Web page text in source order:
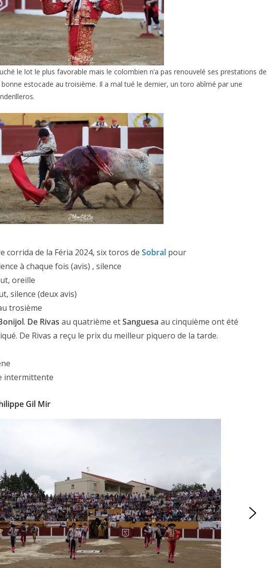
le lot le plus favorable mais le colombien n’a pas renouvelé ses prestations de
estocade au troisième. Il a mal tué le dernier, un toro abîmé par une
corrida de la Féria 2024, six toros de Sobral pour
à chaque fois (avis) , silence
oreille
silence (deux avis)
trosième
. De Rivas au quatrième etSanguesa au cinquième ont été
De Rivas a reçu le prix du meilleur piquero de la tarde.
intermittente
Gil Mir